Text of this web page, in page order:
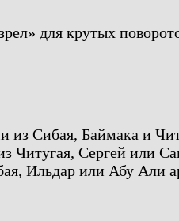
для крутых
из Сибая, Баймака и
Читугая, Сергей или
Ильдар или Абу Али